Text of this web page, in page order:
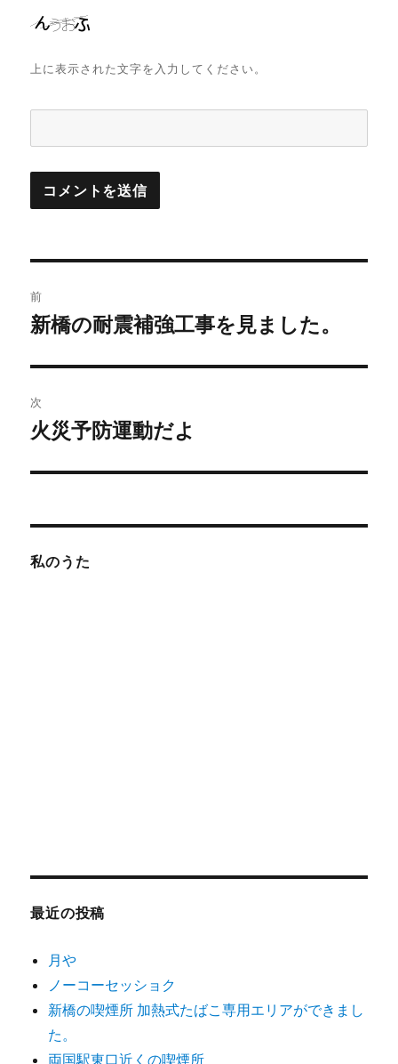
上に表示された文字を入力してください。
稿
ビ
ゲ
ー
前
前
投
稿:
新橋の耐震補強工事を見ました。
次
次
投
火災予防運動だよ
私のうた
最近の投稿
月や
ノーコーセッショク
新橋の喫煙所 加熱式たばこ専用エリアができまし
た。
両国駅東口近くの喫煙所